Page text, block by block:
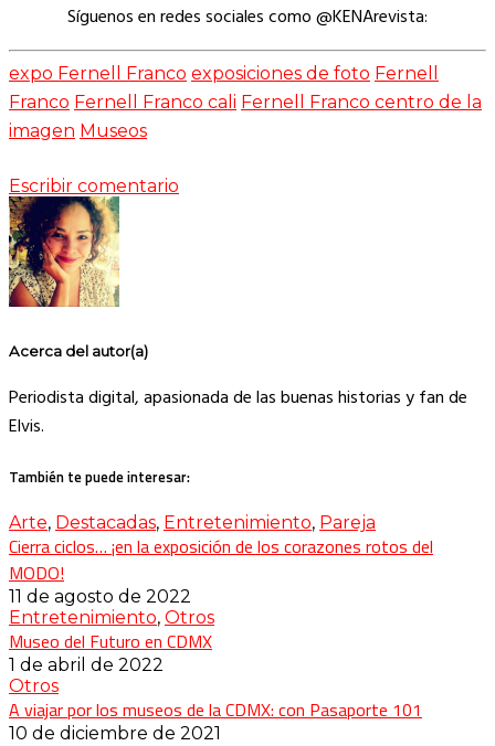
Síguenos en redes sociales como @KENArevista:
expo Fernell Franco exposiciones de foto Fernell
Franco Fernell Franco cali Fernell Franco centro de la
imagen Museos
Escribir comentario
Acerca del autor(a)
Periodista digital, apasionada de las buenas historias y fan de
Elvis.
También te puede interesar:
Arte, Destacadas, Entretenimiento, Pareja
Cierra ciclos… ¡en la exposición de los corazones rotos del
MODO!
11 de agosto de 2022
Entretenimiento, Otros
Museo del Futuro en CDMX
1 de abril de 2022
Otros
A viajar por los museos de la CDMX: con Pasaporte 101
10 de diciembre de 2021